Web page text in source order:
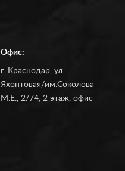
Офис:
г. Краснодар, ул.
Яхонтовая/им.Соколова
М.Е., 2/74, 2 этаж, офис